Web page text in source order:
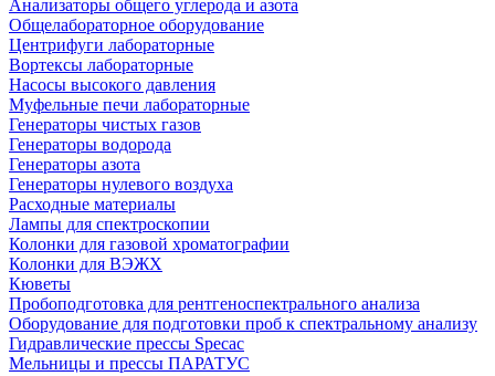
Анализаторы общего углерода и азота
Общелабораторное оборудование
Центрифуги лабораторные
Вортексы лабораторные
Насосы высокого давления
Муфельные печи лабораторные
Генераторы чистых газов
Генераторы водорода
Генераторы азота
Генераторы нулевого воздуха
Расходные материалы
Лампы для спектроскопии
Колонки для газовой хроматографии
Колонки для ВЭЖХ
Кюветы
Пробоподготовка для рентгеноспектрального анализа
Оборудование для подготовки проб к спектральному анализу
Гидравлические прессы Specac
Мельницы и прессы ПАРАТУС